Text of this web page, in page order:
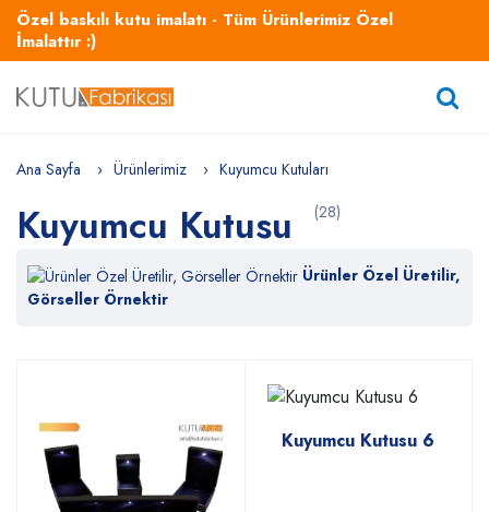
Özel baskılı kutu imalatı - Tüm Ürünlerimiz Özel
İmalattır :)
Ana Sayfa Ürünlerimiz Kuyumcu Kutuları
Kuyumcu Kutusu (28)
Ürünler Özel Üretilir,
Görseller Örnektir
Kuyumcu Kutusu 6